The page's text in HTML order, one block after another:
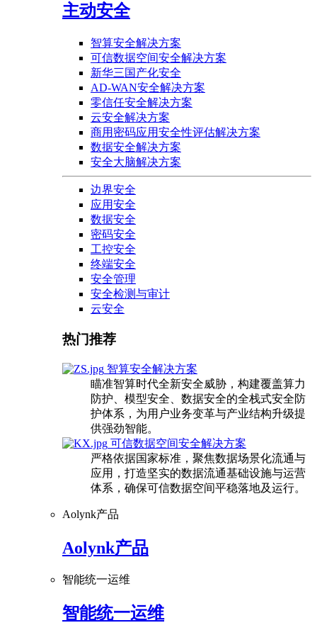
主动安全
智算安全解决方案
可信数据空间安全解决方案
新华三国产化安全
AD-WAN安全解决方案
零信任安全解决方案
云安全解决方案
商用密码应用安全性评估解决方案
数据安全解决方案
安全大脑解决方案
边界安全
应用安全
数据安全
密码安全
工控安全
终端安全
安全管理
安全检测与审计
云安全
热门推荐
智算安全解决方案
瞄准智算时代全新安全威胁，构建覆盖算力
防护、模型安全、数据安全的全栈式安全防
护体系，为用户业务变革与产业结构升级提
供强劲智能。
可信数据空间安全解决方案
严格依据国家标准，聚焦数据场景化流通与
应用，打造坚实的数据流通基础设施与运营
体系，确保可信数据空间平稳落地及运行。
Aolynk产品
Aolynk产品
智能统一运维
智能统一运维